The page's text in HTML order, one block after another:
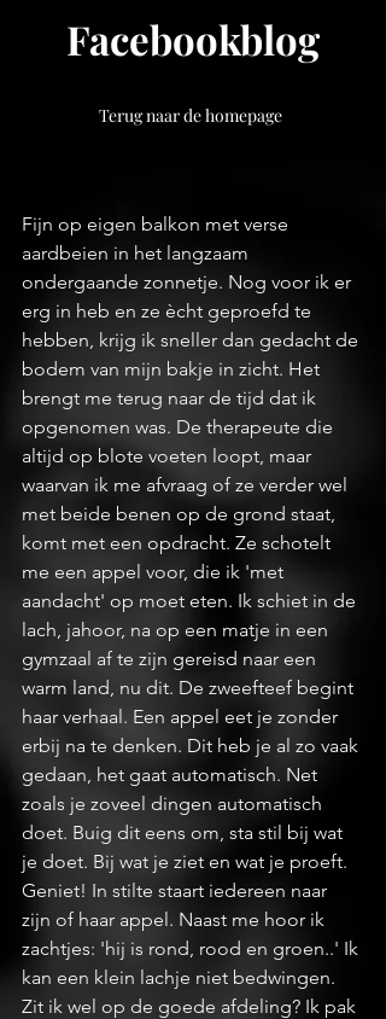
Facebookblog
Terug naar de homepage
Fijn op eigen balkon met verse
aardbeien in het langzaam
ondergaande zonnetje. Nog voor ik er
erg in heb en ze ècht geproefd te
hebben, krijg ik sneller dan gedacht de
bodem van mijn bakje in zicht. Het
brengt me terug naar de tijd dat ik
opgenomen was. De therapeute die
altijd op blote voeten loopt, maar
waarvan ik me afvraag of ze verder wel
met beide benen op de grond staat,
komt met een opdracht. Ze schotelt
me een appel voor, die ik 'met
aandacht' op moet eten. Ik schiet in de
lach, jahoor, na op een matje in een
gymzaal af te zijn gereisd naar een
warm land, nu dit. De zweefteef begint
haar verhaal. Een appel eet je zonder
erbij na te denken. Dit heb je al zo vaak
gedaan, het gaat automatisch. Net
zoals je zoveel dingen automatisch
doet. Buig dit eens om, sta stil bij wat
je doet. Bij wat je ziet en wat je proeft.
Geniet! In stilte staart iedereen naar
zijn of haar appel. Naast me hoor ik
zachtjes: 'hij is rond, rood en groen..' Ik
kan een klein lachje niet bedwingen.
Zit ik wel op de goede afdeling? Ik pak